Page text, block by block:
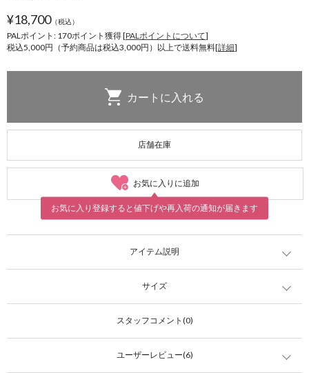
¥18,700（税込）
PALポイント: 170ポイント獲得 [PALポイントについて]
税込5,000円（予約商品は税込3,000円）以上で送料無料[詳細]
店舗在庫
お気に入りに追加
お気に入り登録すると値下げや再入荷の通知が届きます
アイテム説明
サイズ
スタッフコメント(0)
ユーザーレビュー(6)